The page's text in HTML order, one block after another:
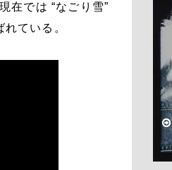
在では “なごり雪”
ている。